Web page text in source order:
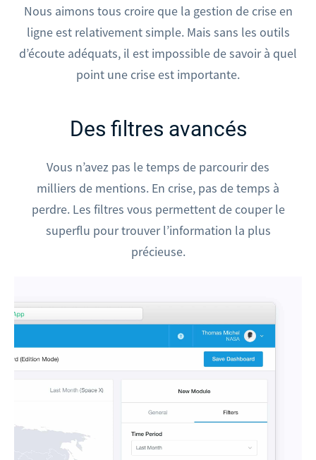
Nous aimons tous croire que la gestion de crise en
ligne est relativement simple. Mais sans les outils
d’écoute adéquats, il est impossible de savoir à quel
point une crise est importante.
Des filtres avancés
Vous n’avez pas le temps de parcourir des
milliers de mentions. En crise, pas de temps à
perdre. Les filtres vous permettent de couper le
superflu pour trouver l’information la plus
précieuse.